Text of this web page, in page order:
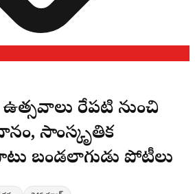
ఉత్సవాలు రేపటి నుంచి
సాంస్కృతిక
బండలాగుడు పోటీలు